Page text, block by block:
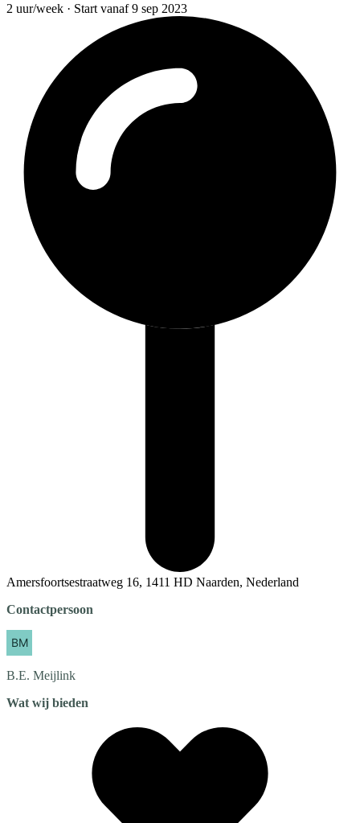
2 uur/week · Start vanaf 9 sep 2023
Amersfoortsestraatweg 16, 1411 HD Naarden, Nederland
Contactpersoon
B.E. Meijlink
Wat wij bieden